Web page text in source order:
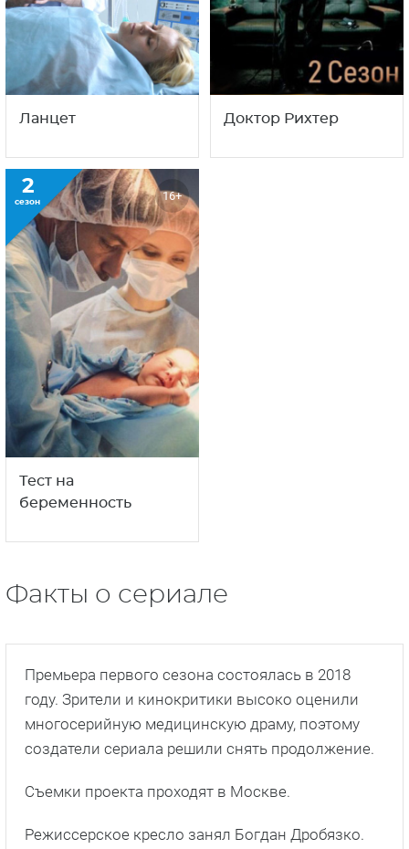
Ланцет Доктор Рихтер
2
сезон 16+
Тест на
беременность
Факты о сериале
Премьера первого сезона состоялась в 2018
году. Зрители и кинокритики высоко оценили
многосерийную медицинскую драму, поэтому
создатели сериала решили снять продолжение.
Съемки проекта проходят в Москве.
Режиссерское кресло занял Богдан Дробязко.